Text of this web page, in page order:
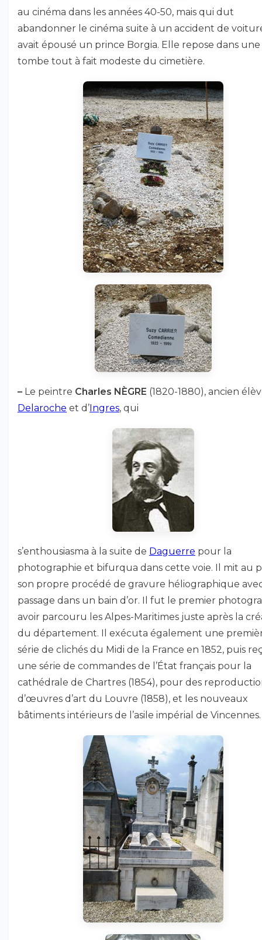
au cinéma dans les années 40-50, mais qui dut
abandonner le cinéma suite à un accident de
avait épousé un prince Borgia. Elle repose dans une
tombe tout à fait modeste du cimetière.
– Le peintre Charles NÈGRE (1820-1880), ancien
Delaroche et d’Ingres, qui
s’enthousiasma à la suite de Daguerre pour la
photographie et bifurqua dans cette voie. Il mit au
son propre procédé de gravure héliographique
passage dans un bain d’or. Il fut le premier
avoir parcouru les Alpes-Maritimes juste après la
du département. Il exécuta également une
série de clichés du Midi de la France en 1852, puis
une série de commandes de l’État français pour la
cathédrale de Chartres (1854), pour des
d’œuvres d’art du Louvre (1858), et les nouveaux
bâtiments intérieurs de l’asile impérial de Vincennes.